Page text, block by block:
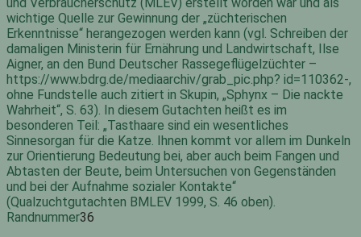
wichtige Quelle zur Gewinnung der „züchterischen
Erkenntnisse“ herangezogen werden kann (vgl. Schreiben der
damaligen Ministerin für Ernährung und Landwirtschaft, Ilse
Aigner, an den Bund Deutscher Rassegeflügelzüchter –
https://www.bdrg.de/mediaarchiv/grab_pic.php? id=110362-,
ohne Fundstelle auch zitiert in Skupin, „Sphynx – Die nackte
Wahrheit“, S. 63). In diesem Gutachten heißt es im
besonderen Teil: „Tasthaare sind ein wesentliches
Sinnesorgan für die Katze. Ihnen kommt vor allem im Dunkeln
zur Orientierung Bedeutung bei, aber auch beim Fangen und
Abtasten der Beute, beim Untersuchen von Gegenständen
und bei der Aufnahme sozialer Kontakte“
(Qualzuchtgutachten BMLEV 1999, S. 46 oben).
Randnummer36